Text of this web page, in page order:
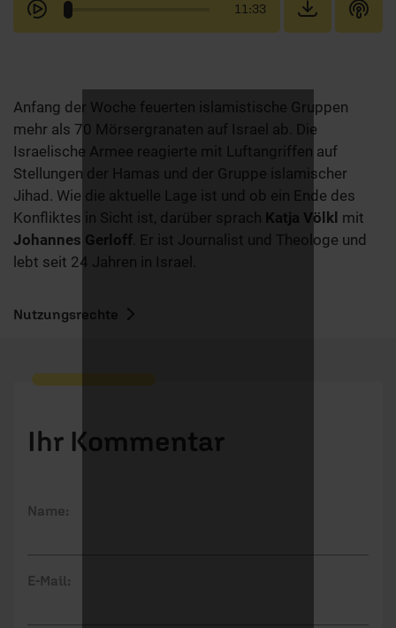
11:33
Anfang der Woche feuerten islamistische Gruppen
mehr als 70 Mörsergranaten auf Israel ab. Die
Israelische Armee reagierte mit Luftangriffen auf
Stellungen der Hamas und der Gruppe islamischer
Jihad. Wie die aktuelle Lage ist und ob ein Ende des
Konfliktes in Sicht ist, darüber sprach Katja Völkl mit
Johannes Gerloff . Er ist Journalist und Theologe und
lebt seit 24 Jahren in Israel.
Nutzungsrechte
Ihr Kommentar
Name:
E-Mail: